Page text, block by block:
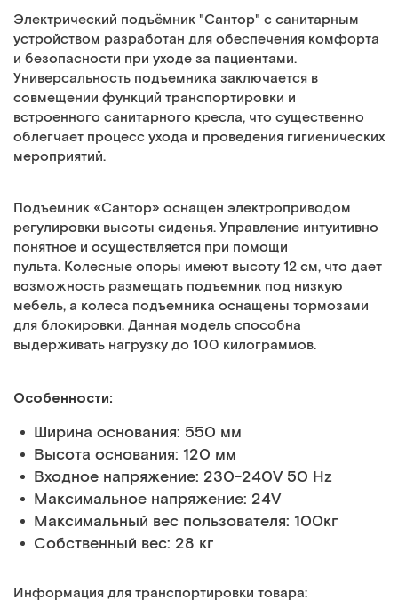
Электрический подъёмник "Сантор" с санитарным
устройством разработан для обеспечения комфорта
и безопасности при уходе за пациентами.
Универсальность подъемника заключается в
совмещении функций транспортировки и
встроенного санитарного кресла, что существенно
облегчает процесс ухода и проведения гигиенических
мероприятий.
Подъемник «Сантор» оснащен электроприводом
регулировки высоты сиденья. Управление интуитивно
понятное и осуществляется при помощи
пульта. Колесные опоры имеют высоту 12 см, что дает
возможность размещать подъемник под низкую
мебель, а колеса подъемника оснащены тормозами
для блокировки. Данная модель способна
выдерживать нагрузку до 100 килограммов.
Особенности:
Ширина основания: 550 мм
Высота основания: 120 мм
Входное напряжение: 230-240V 50 Hz
Максимальное напряжение: 24V
Максимальный вес пользователя: 100кг
Собственный вес: 28 кг
Информация для транспортировки товара: